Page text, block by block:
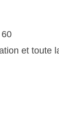
et toute